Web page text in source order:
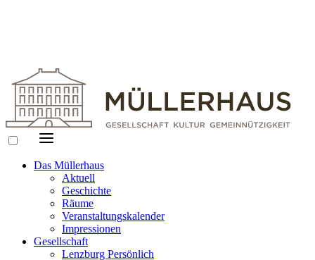
Das Müllerhaus
Aktuell
Geschichte
Räume
Veranstaltungskalender
Impressionen
Gesellschaft
Lenzburg Persönlich